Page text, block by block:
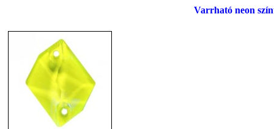
Varrható neon